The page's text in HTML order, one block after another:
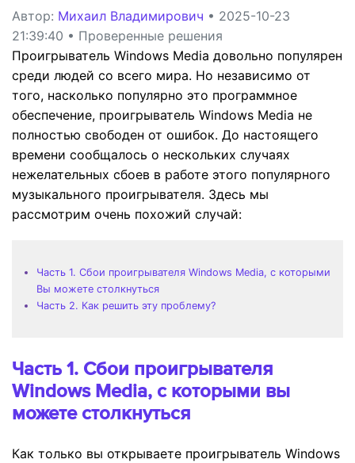
Автор: Михаил Владимирович • 2025-10-23
21:39:40 • Проверенные решения
Проигрыватель Windows Media довольно популярен
среди людей со всего мира. Но независимо от
того, насколько популярно это программное
обеспечение, проигрыватель Windows Media не
полностью свободен от ошибок. До настоящего
времени сообщалось о нескольких случаях
нежелательных сбоев в работе этого популярного
музыкального проигрывателя. Здесь мы
рассмотрим очень похожий случай:
Часть 1. Сбои проигрывателя Windows Media, с которыми
Вы можете столкнуться
Часть 2. Как решить эту проблему?
Часть 1. Сбои проигрывателя
Windows Media, с которыми вы
можете столкнуться
Как только вы открываете проигрыватель Windows